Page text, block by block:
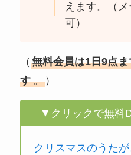
えます。（
可）
（ 無料会員は1日9点
す 。）
▼クリックで無料
クリスマスのうた